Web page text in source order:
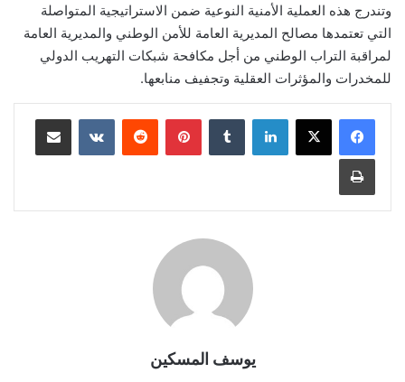
وتندرج هذه العملية الأمنية النوعية ضمن الاستراتيجية المتواصلة
التي تعتمدها مصالح المديرية العامة للأمن الوطني والمديرية العامة
لمراقبة التراب الوطني من أجل مكافحة شبكات التهريب الدولي
للمخدرات والمؤثرات العقلية وتجفيف منابعها.
لينكدإن بينتيريست مشاركة عبر البريد
طباعة
يوسف المسكين